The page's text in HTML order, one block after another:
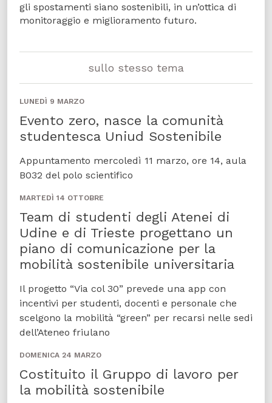
gli spostamenti siano sostenibili, in un’ottica di
monitoraggio e miglioramento futuro.
sullo stesso tema
LUNEDÌ 9 MARZO
Evento zero, nasce la comunità
studentesca Uniud Sostenibile
Appuntamento mercoledì 11 marzo, ore 14, aula
B032 del polo scientifico
MARTEDÌ 14 OTTOBRE
Team di studenti degli Atenei di
Udine e di Trieste progettano un
piano di comunicazione per la
mobilità sostenibile universitaria
Il progetto “Via col 30” prevede una app con
incentivi per studenti, docenti e personale che
scelgono la mobilità “green” per recarsi nelle sedi
dell’Ateneo friulano
DOMENICA 24 MARZO
Costituito il Gruppo di lavoro per
la mobilità sostenibile